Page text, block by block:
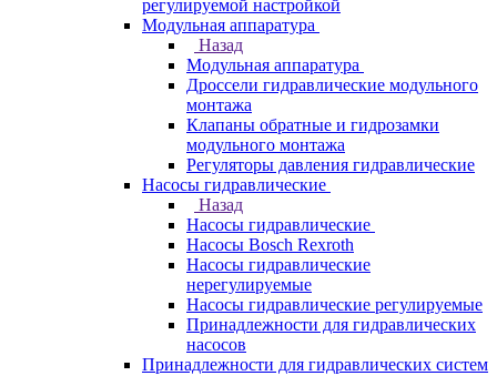
регулируемой настройкой
Модульная аппаратура
Назад
Модульная аппаратура
Дроссели гидравлические модульного
монтажа
Клапаны обратные и гидрозамки
модульного монтажа
Регуляторы давления гидравлические
Насосы гидравлические
Назад
Насосы гидравлические
Насосы Bosch Rexroth
Насосы гидравлические
нерегулируемые
Насосы гидравлические регулируемые
Принадлежности для гидравлических
насосов
Принадлежности для гидравлических систем